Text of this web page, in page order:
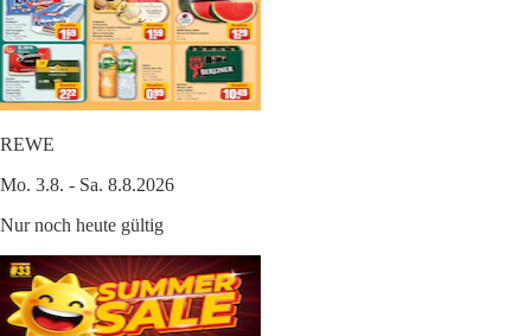
REWE
Mo. 3.8. - Sa. 8.8.2026
Nur noch heute gültig